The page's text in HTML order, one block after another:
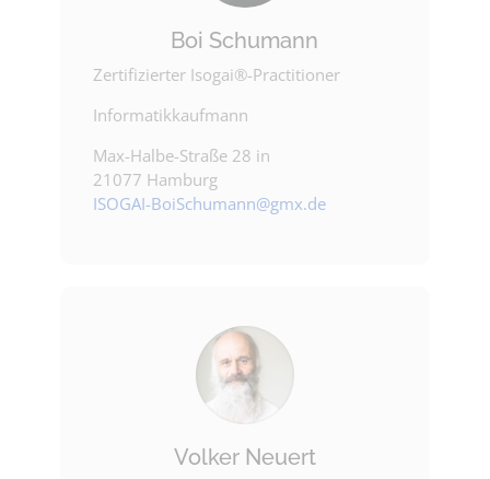
Boi Schumann
Zertifizierter Isogai®-Practitioner
Informatikkaufmann
Max-Halbe-Straße 28 in
21077 Hamburg
ISOGAI-BoiSchumann@gmx.de
Volker Neuert